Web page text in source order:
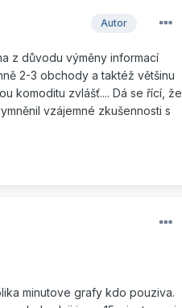
Autor
z důvodu výměny informací
2-3 obchody a taktéž většinu
komoditu zvlášť.... Dá se řící, že
vzájemné zkušennosti s
minutove grafy kdo pouziva.